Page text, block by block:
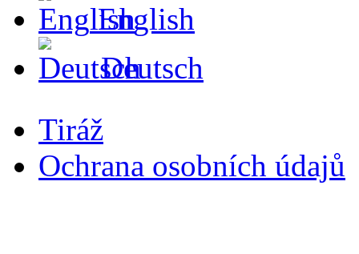
English
Deutsch
Tiráž
Ochrana osobních údajů